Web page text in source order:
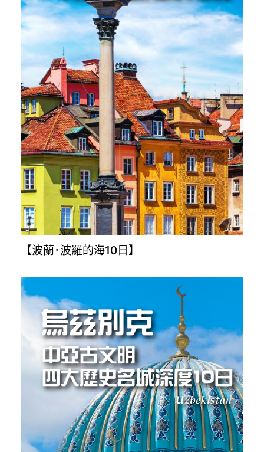
【波蘭･波羅的海10日】